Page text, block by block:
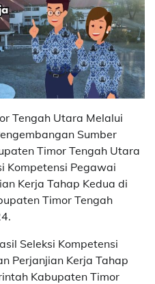
Tengah Utara Melalui
Sumber
Timor Tengah Utara
Kompetensi Pegawai
Kerja Tahap Kedua di
Timor Tengah
Seleksi Kompetensi
Perjanjian Kerja Tahap
Kabupaten Timor